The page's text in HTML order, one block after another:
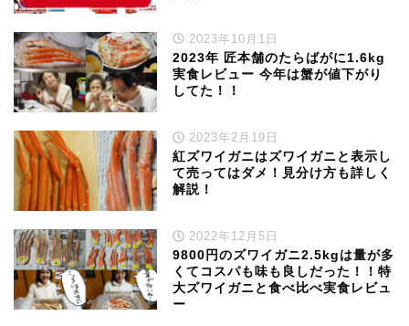
2023年10月1日
2023年 匠本舗のたらばがに1.6kg
実食レビュー 今年は蟹が値下がり
してた！！
2023年2月19日
紅ズワイガニはズワイガニと表示し
て売ってはダメ！見分け方も詳しく
解説！
2022年12月5日
9800円のズワイガニ2.5kgは量が多
くてコスパも味も良しだった！！特
大ズワイガニと食べ比べ実食レビュ
ー